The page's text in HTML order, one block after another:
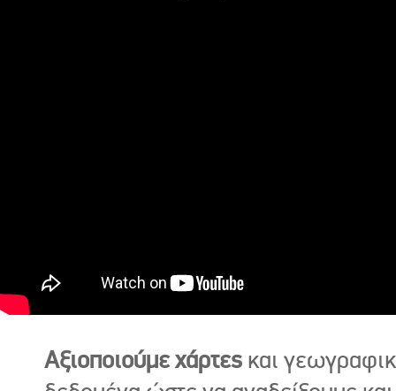
Αξιοποιούμε χάρτες και